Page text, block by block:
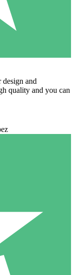
and
quality and you can